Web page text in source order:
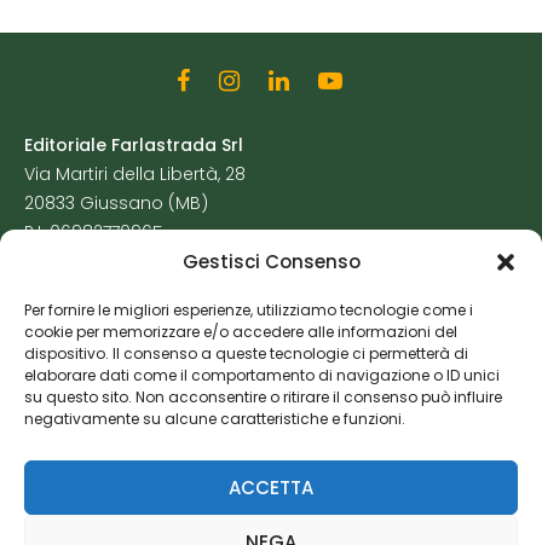
Gestisci Consenso
Per fornire le migliori esperienze, utilizziamo tecnologie come i
cookie per memorizzare e/o accedere alle informazioni del
dispositivo. Il consenso a queste tecnologie ci permetterà di
elaborare dati come il comportamento di navigazione o ID unici
su questo sito. Non acconsentire o ritirare il consenso può influire
negativamente su alcune caratteristiche e funzioni.
ACCETTA
Editoriale Farlastrada Srl
Via Martiri della Libertà, 28
20833 Giussano (MB)
P.I. 06982770965
Cookie Policy
Risorse Aggiuntive